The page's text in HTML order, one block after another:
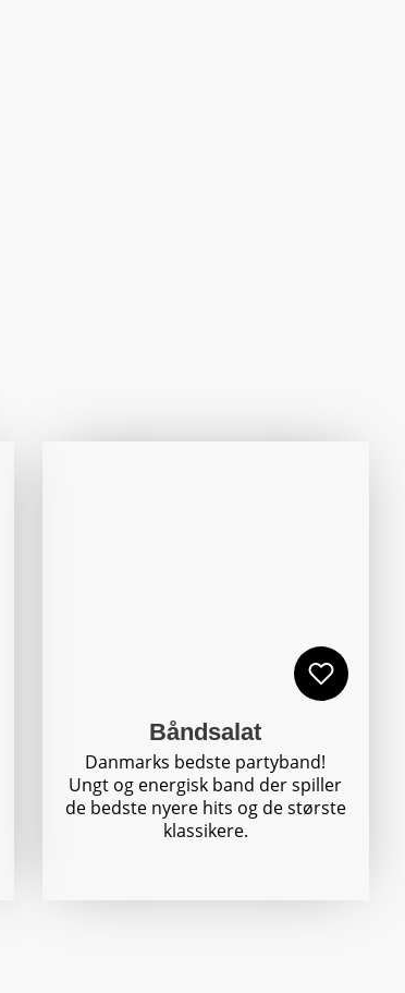
Båndsalat
Danmarks bedste partyband!
Ungt og energisk band der spiller
de bedste nyere hits og de største
klassikere.